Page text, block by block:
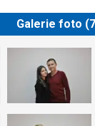
Galerie foto (7